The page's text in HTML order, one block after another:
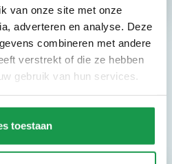
van onze site met onze
adverteren en analyse. Deze
combineren met andere
verstrekt of die ze hebben
gebruik van hun services.
toestaan